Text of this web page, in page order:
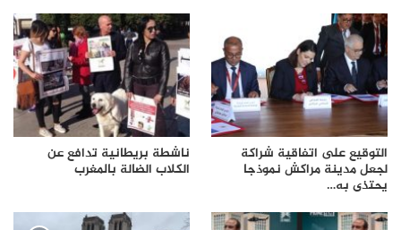
التوقيع على اتفاقية شراكة
لجعل مدينة مراكش نموذجا
يحتذى به…
ناشطة بريطانية تدافع عن
الكلاب الضالة بالمغرب